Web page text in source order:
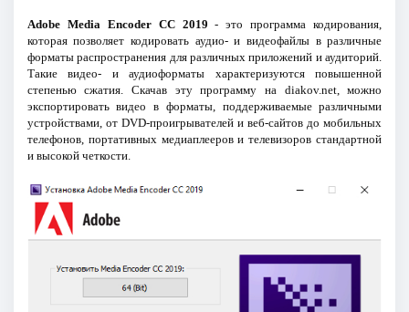
Adobe Media Encoder CC 2019 - это программа кодирования,
которая позволяет кодировать аудио- и видеофайлы в различные
форматы распространения для различных приложений и аудиторий.
Такие видео- и аудиоформаты характеризуются повышенной
степенью сжатия. Скачав эту программу на diakov.net, можно
экспортировать видео в форматы, поддерживаемые различными
устройствами, от DVD-проигрывателей и веб-сайтов до мобильных
телефонов, портативных медиаплееров и телевизоров стандартной
и высокой четкости.